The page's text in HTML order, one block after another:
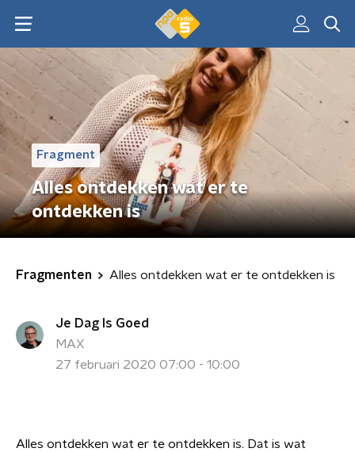
Fragment
Alles ontdekken wat er te
ontdekken is
Fragmenten Alles ontdekken wat er te ontdekken is
Je Dag Is Goed
MAX
27 februari 2020 07:00 - 10:00
Alles ontdekken wat er te ontdekken is. Dat is wat